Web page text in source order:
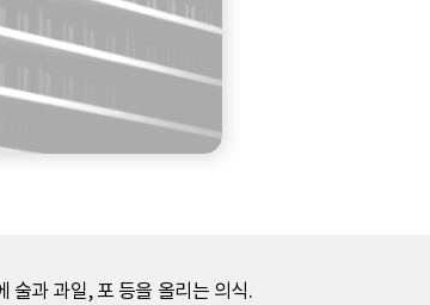
술과 과일, 포 등을 올리는 의식.